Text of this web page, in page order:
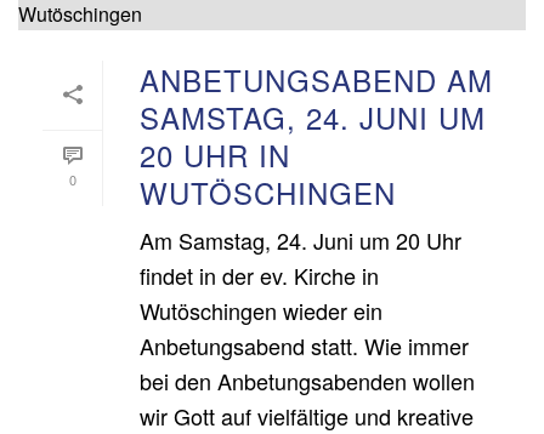
0
ANBETUNGSABEND AM
SAMSTAG, 24. JUNI UM
20 UHR IN
WUTÖSCHINGEN
Am Samstag, 24. Juni um 20 Uhr
findet in der ev. Kirche in
Wutöschingen wieder ein
Anbetungsabend statt. Wie immer
bei den Anbetungsabenden wollen
wir Gott auf vielfältige und kreative